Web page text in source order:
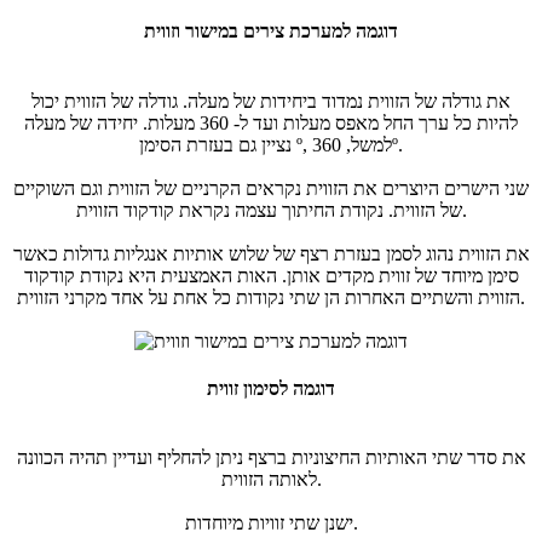
דוגמה למערכת צירים במישור וזווית
את גודלה של הזווית נמדוד ביחידות של מעלה. גודלה של הזווית יכול
להיות כל ערך החל מאפס מעלות ועד ל- 360 מעלות. יחידה של מעלה
נציין גם בעזרת הסימן º, למשל, 360º.
שני הישרים היוצרים את הזווית נקראים הקרניים של הזווית וגם השוקיים
של הזווית. נקודת החיתוך עצמה נקראת קודקוד הזווית.
את הזווית נהוג לסמן בעזרת רצף של שלוש אותיות אנגליות גדולות כאשר
סימן מיוחד של זווית מקדים אותן. האות האמצעית היא נקודת קודקוד
הזווית והשתיים האחרות הן שתי נקודות כל אחת על אחד מקרני הזווית.
דוגמה לסימון זווית
את סדר שתי האותיות החיצוניות ברצף ניתן להחליף ועדיין תהיה הכוונה
לאותה הזווית.
ישנן שתי זוויות מיוחדות.